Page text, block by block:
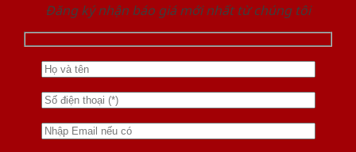
Đăng ký nhận báo giá mới nhất từ chúng tôi